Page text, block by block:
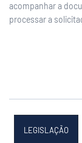
acompanhar a
processar a
LEGISLAÇÃO